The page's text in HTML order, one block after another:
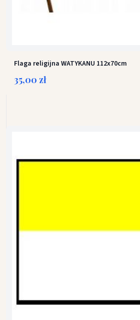
Flaga religijna WATYKANU 112x70cm
35,00 zł